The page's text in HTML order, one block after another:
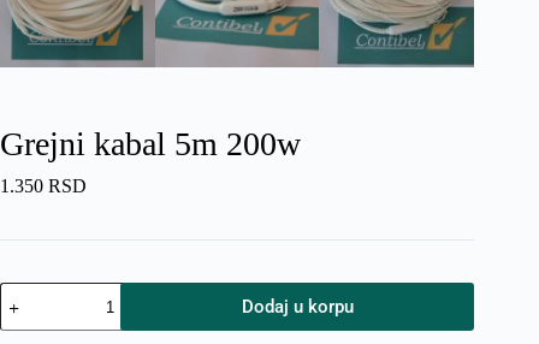
Grejni kabal 5m 200w
1.350 RSD
Grejni
kabal
5m
Dodaj u korpu